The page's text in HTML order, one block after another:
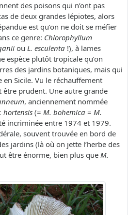
des poisons qui n’ont pas
de deux grandes lépiotes, alors
est qu’on ne doit se méfier
ce genre: Chlorophyllum
ou L. esculenta !), à lames
espèce plutôt tropicale qu’on
des jardins botaniques, mais qui
Sicile. Vu le réchauffement
prudent. Une autre grande
, anciennement nommée
hortensis (= M. bohemica = M.
incriminée entre 1974 et 1979.
souvent trouvée en bord de
jardins (là où on jette l’herbe des
être énorme, bien plus que M.